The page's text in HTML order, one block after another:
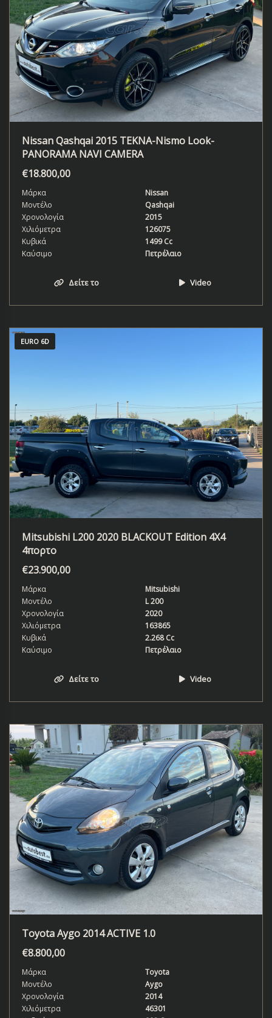
Nissan Qashqai 2015 TEKNA-Nismo Look-
PANORAMA NAVI CAMERA
€18.800,00
Μάρκα
Nissan
Μοντέλο
Qashqai
Χρονολογία
2015
Χιλιόμετρα
126075
Κυβικά
1499 Cc
Καύσιμο
Πετρέλαιο
Δείτε το Video
EURO 6D
Mitsubishi L200 2020 BLACKOUT Edition 4X4
4πορτο
€23.900,00
Μάρκα
Mitsubishi
Μοντέλο
L 200
Χρονολογία
2020
Χιλιόμετρα
163865
Κυβικά
2.268 Cc
Καύσιμο
Πετρέλαιο
Δείτε το Video
Toyota Aygo 2014 ACTIVE 1.0
€8.800,00
Μάρκα
Toyota
Μοντέλο
Aygo
Χρονολογία
2014
Χιλιόμετρα
46301